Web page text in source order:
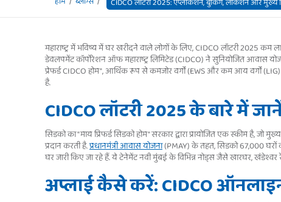
CIDCO लॉटरी 2025: एप्लीकेशन, बुकिंग, लोकेशन और मुख्य
महाराष्ट्र में भविष्य में घर खरीदने वाले लोगों के लिए, CIDCO लॉटरी 2025
डेवलपमेंट कॉर्पोरेशन ऑफ महाराष्ट्र लिमिटेड (CIDCO) ने सुनियोजित आवास
प्रेफर्ड CIDCO होम", आर्थिक रूप से कमजोर वर्गों (EWS और कम आय वर्गों
है.
CIDCO लॉटरी 2025 के बारे में
सिडको का "माय प्रिफर्ड सिडको होम" सरकार द्वारा प्रायोजित एक स्कीम
प्रदान करती है.प्रधानमंत्री आवास योजना(PMAY) के तहत, सिडको 67,000 घरों
घर जारी किए जा रहे हैं. ये टेनेमेंट नवी मुंबई के विभिन्न नोड्स जैसे खारघर,
अप्लाई कैसे करें: CIDCO